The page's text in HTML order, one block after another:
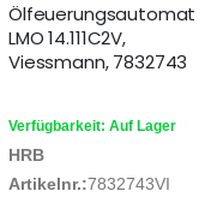
Ölfeuerungsautomat
LMO 14.111C2V,
Viessmann, 7832743
Verfügbarkeit: Auf Lager
HRB
Artikelnr.:7832743VI